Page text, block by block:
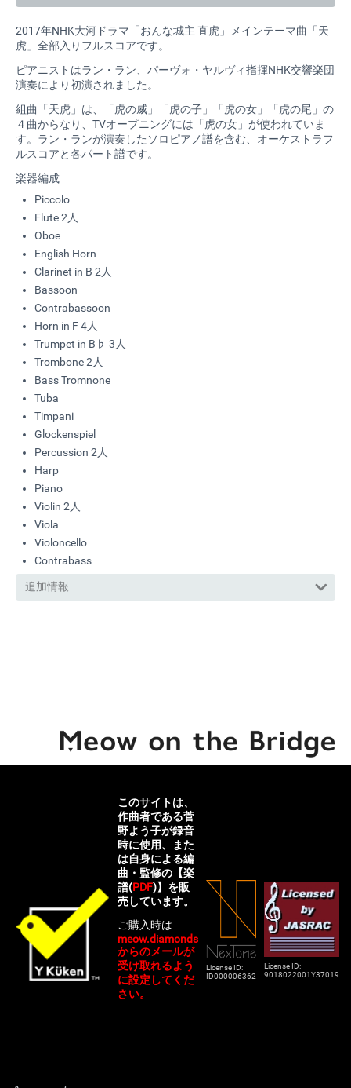
2017年NHK大河ドラマ「おんな城主 直虎」メインテーマ曲「天
虎」全部入りフルスコアです。
ピアニストはラン・ラン、パーヴォ・ヤルヴィ指揮NHK交響楽団
演奏により初演されました。
組曲「天虎」は、「虎の威」「虎の子」「虎の女」「虎の尾」の
４曲からなり、TVオープニングには「虎の女」が使われていま
す。ラン・ランが演奏したソロピアノ譜を含む、オーケストラフ
ルスコアと各パート譜です。
楽器編成
Piccolo
Flute 2人
Oboe
English Horn
Clarinet in B 2人
Bassoon
Contrabassoon
Horn in F 4人
Trumpet in B♭ 3人
Trombone 2人
Bass Tromnone
Tuba
Timpani
Glockenspiel
Percussion 2人
Harp
Piano
Violin 2人
Viola
Violoncello
Contrabass
追加情報
このサイトは、
作曲者である菅
野よう子が録音
時に使用、また
は自身による編
曲・監修の【楽
譜(PDF)】を販
売しています。
ご購入時は
meow.diamonds
からのメールが
受け取れるよう
に設定してくだ
さい。
License ID:
ID000006362
License ID:
9018022001Y37019